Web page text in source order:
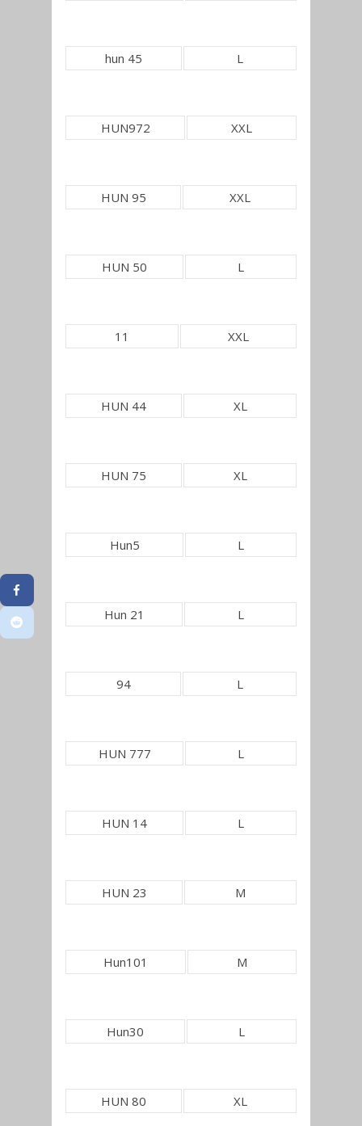
hun 45 L
HUN972 XXL
HUN 95 XXL
HUN 50 L
11 XXL
HUN 44 XL
HUN 75 XL
Hun5 L
Hun 21 L
94 L
HUN 777 L
HUN 14 L
HUN 23 M
Hun101 M
Hun30 L
HUN 80 XL